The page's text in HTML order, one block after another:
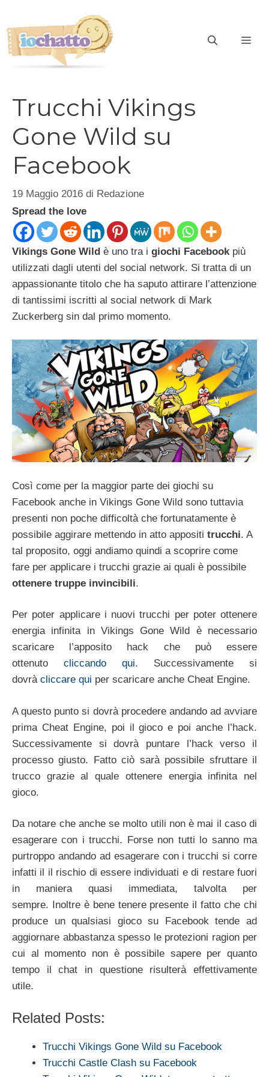
contenuto
Trucchi Vikings
Gone Wild su
Facebook
19 Maggio 2016 di Redazione
Spread the love
Vikings Gone Wild è uno tra i giochi Facebook più
utilizzati dagli utenti del social network. Si tratta di un
appassionante titolo che ha saputo attirare l’attenzione
di tantissimi iscritti al social network di Mark
Zuckerberg sin dal primo momento.
Così come per la maggior parte dei giochi su
Facebook anche in Vikings Gone Wild sono tuttavia
presenti non poche difficoltà che fortunatamente è
possibile aggirare mettendo in atto appositi trucchi. A
tal proposito, oggi andiamo quindi a scoprire come
fare per applicare i trucchi grazie ai quali è possibile
ottenere truppe invincibili.
Per poter applicare i nuovi trucchi per poter ottenere
energia infinita in Vikings Gone Wild è necessario
scaricare l’apposito hack che può essere
ottenuto cliccando qui. Successivamente si
dovrà cliccare qui per scaricare anche Cheat Engine.
A questo punto si dovrà procedere andando ad avviare
prima Cheat Engine, poi il gioco e poi anche l’hack.
Successivamente si dovrà puntare l’hack verso il
processo giusto. Fatto ciò sarà possibile sfruttare il
trucco grazie al quale ottenere energia infinita nel
gioco.
Da notare che anche se molto utili non è mai il caso di
esagerare con i trucchi. Forse non tutti lo sanno ma
purtroppo andando ad esagerare con i trucchi si corre
infatti il il rischio di essere individuati e di restare fuori
in maniera quasi immediata, talvolta per
sempre. Inoltre è bene tenere presente il fatto che chi
produce un qualsiasi gioco su Facebook tende ad
aggiornare abbastanza spesso le protezioni ragion per
cui al momento non è possibile sapere per quanto
tempo il chat in questione risulterà effettivamente
utile.
Related Posts:
Trucchi Vikings Gone Wild su Facebook
Trucchi Castle Clash su Facebook